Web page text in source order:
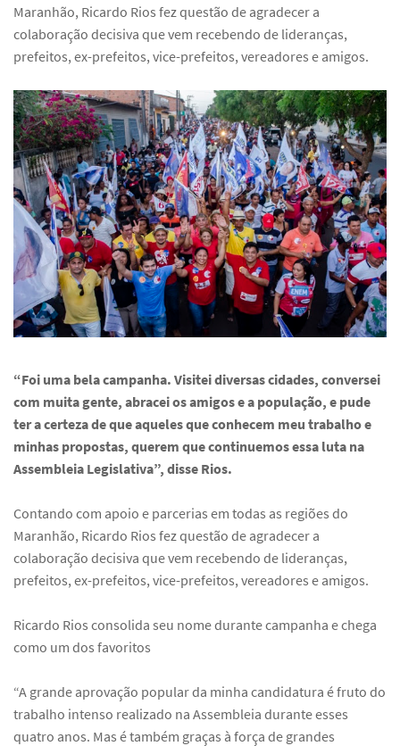
Maranhão, Ricardo Rios fez questão de agradecer a
colaboração decisiva que vem recebendo de lideranças,
prefeitos, ex-prefeitos, vice-prefeitos, vereadores e amigos.
“Foi uma bela campanha. Visitei diversas cidades, conversei
com muita gente, abracei os amigos e a população, e pude
ter a certeza de que aqueles que conhecem meu trabalho e
minhas propostas, querem que continuemos essa luta na
Assembleia Legislativa”, disse Rios.
Contando com apoio e parcerias em todas as regiões do
Maranhão, Ricardo Rios fez questão de agradecer a
colaboração decisiva que vem recebendo de lideranças,
prefeitos, ex-prefeitos, vice-prefeitos, vereadores e amigos.
Ricardo Rios consolida seu nome durante campanha e chega
como um dos favoritos
“A grande aprovação popular da minha candidatura é fruto do
trabalho intenso realizado na Assembleia durante esses
quatro anos. Mas é também graças à força de grandes